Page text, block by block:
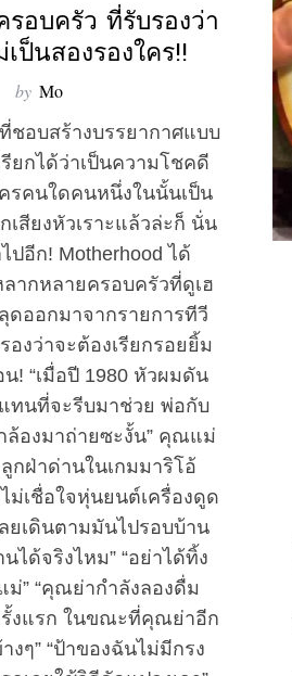
รอบครัว ที่รับรองว่า
ป็นสองรองใคร!!
by Mo
ชอบสร้างบรรยากาศแบบ
รียกได้ว่าเป็นความโชคดี
รคนใดคนหนึ่งในนั้นเป็น
เสียงหัวเราะแล้วล่ะก็ นั่น
ปอีก! Motherhood ได้
ากหลายครอบครัวที่ดูเฮ
ดออกมาจากรายการทีวี
องว่าจะต้องเรียกรอยยิ้ม
! “เมื่อปี 1980 หัวผมดัน
ทนที่จะรีบมาช่วย พ่อกับ
ล้องมาถ่ายซะงั้น” คุณแม่
กฝ่าด่านในเกมมาริโอ้
ม่เชื่อใจหุ่นยนต์เครื่องดูด
ยเดินตามมันไปรอบบ้าน
ได้จริงไหม” “อย่าได้ทิ้ง
ม่” “คุณย่ากำลังลองดื่ม
งแรก ในขณะที่คุณย่าอีก
งๆ” “ป้าของฉันไม่มีกรง